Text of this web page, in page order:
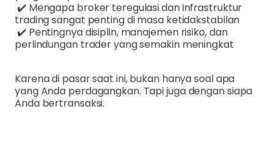
✔️ Mengapa broker teregulasi dan infrastruktur
trading sangat penting di masa ketidakstabilan
✔️ Pentingnya disiplin, manajemen risiko, dan
perlindungan trader yang semakin meningkat
Karena di pasar saat ini, bukan hanya soal apa
yang Anda perdagangkan. Tapi juga dengan siapa
Anda bertransaksi.